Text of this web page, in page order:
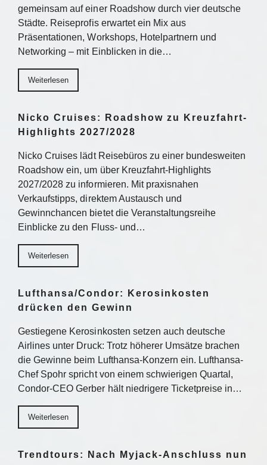
gemeinsam auf einer Roadshow durch vier deutsche
Städte. Reiseprofis erwartet ein Mix aus
Präsentationen, Workshops, Hotelpartnern und
Networking – mit Einblicken in die…
Weiterlesen
Nicko Cruises: Roadshow zu Kreuzfahrt-
Highlights 2027/2028
Nicko Cruises lädt Reisebüros zu einer bundesweiten
Roadshow ein, um über Kreuzfahrt-Highlights
2027/2028 zu informieren. Mit praxisnahen
Verkaufstipps, direktem Austausch und
Gewinnchancen bietet die Veranstaltungsreihe
Einblicke zu den Fluss- und…
Weiterlesen
Lufthansa/Condor: Kerosinkosten
drücken den Gewinn
Gestiegene Kerosinkosten setzen auch deutsche
Airlines unter Druck: Trotz höherer Umsätze brachen
die Gewinne beim Lufthansa-Konzern ein. Lufthansa-
Chef Spohr spricht von einem schwierigen Quartal,
Condor-CEO Gerber hält niedrigere Ticketpreise in…
Weiterlesen
Trendtours: Nach Myjack-Anschluss nun